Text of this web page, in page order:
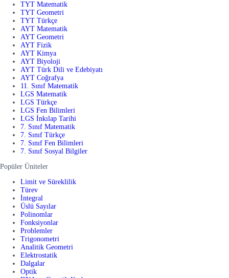
TYT Matematik
TYT Geometri
TYT Türkçe
AYT Matematik
AYT Geometri
AYT Fizik
AYT Kimya
AYT Biyoloji
AYT Türk Dili ve Edebiyatı
AYT Coğrafya
11. Sınıf Matematik
LGS Matematik
LGS Türkçe
LGS Fen Bilimleri
LGS İnkılap Tarihi
7. Sınıf Matematik
7. Sınıf Türkçe
7. Sınıf Fen Bilimleri
7. Sınıf Sosyal Bilgiler
Popüler Üniteler
Limit ve Süreklilik
Türev
İntegral
Üslü Sayılar
Polinomlar
Fonksiyonlar
Problemler
Trigonometri
Analitik Geometri
Elektrostatik
Dalgalar
Optik